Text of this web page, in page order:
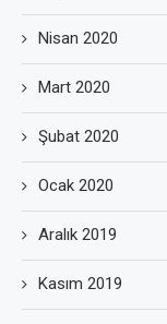
Nisan 2020
Mart 2020
Şubat 2020
Ocak 2020
Aralık 2019
Kasım 2019